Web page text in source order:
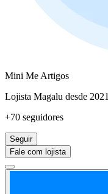
Mini Me Artigos
Lojista Magalu desde 2021
+70 seguidores
Seguir
Fale com lojista